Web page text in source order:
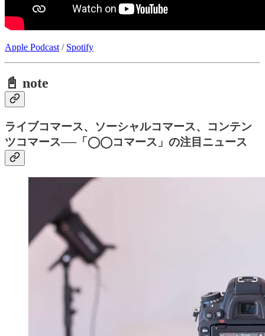
Apple Podcast / Spotify
📓 note
ライブコマース、ソーシャルコマース、コンテン
ツコマース──「◯◯コマース」の注目ニュース